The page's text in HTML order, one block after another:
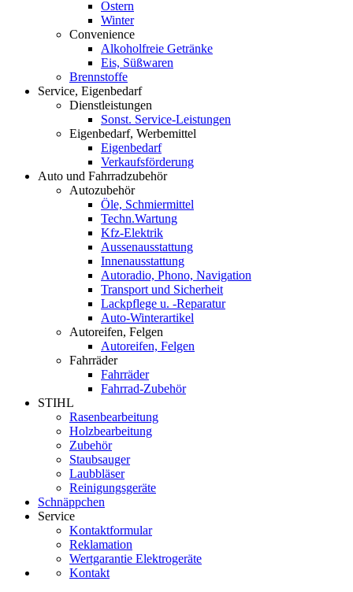
Ostern
Winter
Convenience
Alkoholfreie Getränke
Eis, Süßwaren
Brennstoffe
Service, Eigenbedarf
Dienstleistungen
Sonst. Service-Leistungen
Eigenbedarf, Werbemittel
Eigenbedarf
Verkaufsförderung
Auto und Fahrradzubehör
Autozubehör
Öle, Schmiermittel
Techn.Wartung
Kfz-Elektrik
Aussenausstattung
Innenausstattung
Autoradio, Phono, Navigation
Transport und Sicherheit
Lackpflege u. -Reparatur
Auto-Winterartikel
Autoreifen, Felgen
Autoreifen, Felgen
Fahrräder
Fahrräder
Fahrrad-Zubehör
STIHL
Rasenbearbeitung
Holzbearbeitung
Zubehör
Staubsauger
Laubbläser
Reinigungsgeräte
Schnäppchen
Service
Kontaktformular
Reklamation
Wertgarantie Elektrogeräte
Kontakt